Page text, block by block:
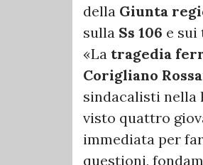
della Giunta
sulla Ss 106 e sui
«La tragedia
Corigliano
sindacalisti nella
visto quattro
immediata per
questioni,